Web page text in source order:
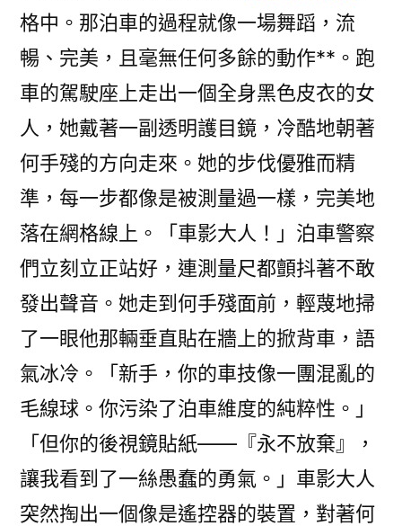
格中。那泊車的過程就像一場舞蹈，流
暢、完美，且毫無任何多餘的動作**。跑
車的駕駛座上走出一個全身黑色皮衣的女
人，她戴著一副透明護目鏡，冷酷地朝著
何手殘的方向走來。她的步伐優雅而精
準，每一步都像是被測量過一樣，完美地
落在網格線上。「車影大人！」泊車警察
們立刻立正站好，連測量尺都顫抖著不敢
發出聲音。她走到何手殘面前，輕蔑地掃
了一眼他那輛垂直貼在牆上的掀背車，語
氣冰冷。「新手，你的車技像一團混亂的
毛線球。你污染了泊車維度的純粹性。」
「但你的後視鏡貼紙——『永不放棄』，
讓我看到了一絲愚蠢的勇氣。」車影大人
突然掏出一個像是遙控器的裝置，對著何